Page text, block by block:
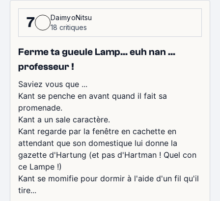
7
DaimyoNitsu
18 critiques
Ferme ta gueule Lamp... euh nan ...
professeur !
Saviez vous que ...
Kant se penche en avant quand il fait sa
promenade.
Kant a un sale caractère.
Kant regarde par la fenêtre en cachette en
attendant que son domestique lui donne la
gazette d'Hartung (et pas d'Hartman ! Quel con
ce Lampe !)
Kant se momifie pour dormir à l'aide d'un fil qu'il
tire...